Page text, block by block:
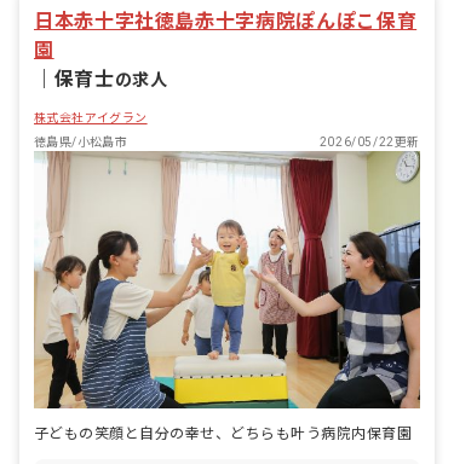
日本赤十字社徳島赤十字病院ぽんぽこ保育
園
保育士の求人
株式会社アイグラン
徳島県/小松島市
2026/05/22更新
子どもの笑顔と自分の幸せ、どちらも叶う病院内保育園